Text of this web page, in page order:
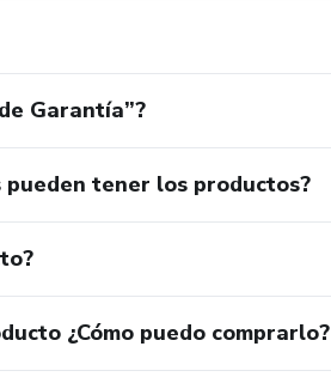
Garantía”?
tener los productos?
¿Cómo puedo comprarlo?